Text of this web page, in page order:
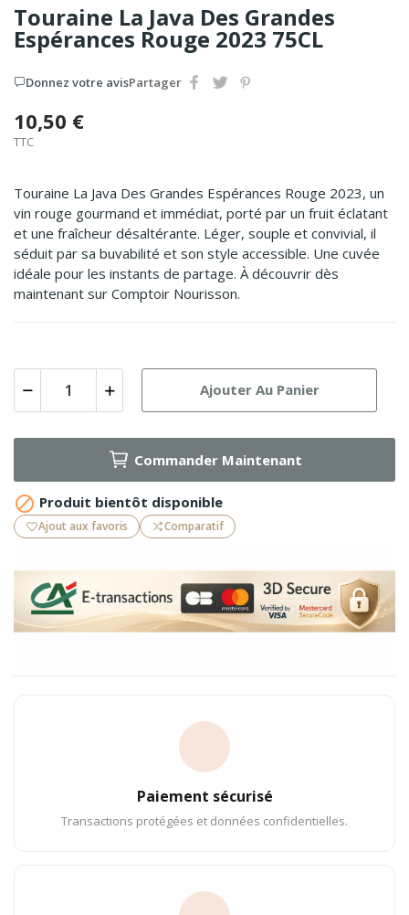
Touraine La Java Des Grandes
Espérances Rouge 2023 75CL
Donnez votre avisPartager
10,50 €
TTC
Touraine La Java Des Grandes Espérances Rouge 2023, un
vin rouge gourmand et immédiat, porté par un fruit éclatant
et une fraîcheur désaltérante. Léger, souple et convivial, il
séduit par sa buvabilité et son style accessible. Une cuvée
idéale pour les instants de partage. À découvrir dès
maintenant sur Comptoir Nourisson.
Ajouter Au Panier
Commander Maintenant
 Produit bientôt disponible
Ajout aux favoris Comparatif
Paiement sécurisé
Transactions protégées et données confidentielles.